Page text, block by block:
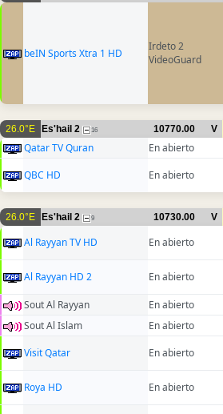
beIN Sports Xtra 1 HD
Irdeto 2
VideoGuard
26.0°E Es'hail 2 16 10770.00 V
Qatar TV Quran En abierto
QBC HD
En abierto
26.0°E Es'hail 2 9 10730.00 V
Al Rayyan TV HD En abierto
Al Rayyan HD 2 En abierto
Sout Al Rayyan En abierto
Sout Al Islam
En abierto
Visit Qatar
En abierto
Roya HD En abierto